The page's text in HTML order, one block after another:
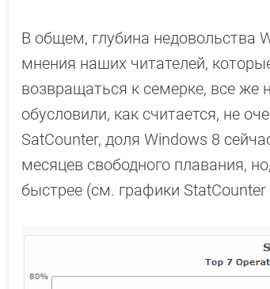
В общем, глубина недовольства
мнения наших читателей,
возвращаться к семерке, все же
обусловили, как считается, не
SatCounter, доля Windows 8
месяцев свободного плавания,
быстрее (см. графики